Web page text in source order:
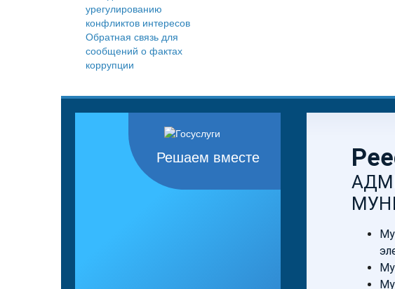
урегулированию
конфликтов интересов
Обратная связь для
сообщений о фактах
коррупции
Решаем вместе